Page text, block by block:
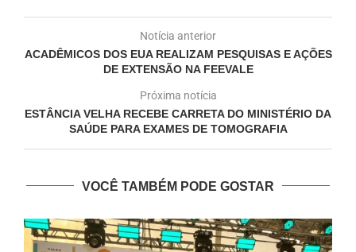
Notícia anterior
ACADÊMICOS DOS EUA REALIZAM PESQUISAS E AÇÕES
DE EXTENSÃO NA FEEVALE
Próxima notícia
ESTÂNCIA VELHA RECEBE CARRETA DO MINISTÉRIO DA
SAÚDE PARA EXAMES DE TOMOGRAFIA
VOCÊ TAMBÉM PODE GOSTAR